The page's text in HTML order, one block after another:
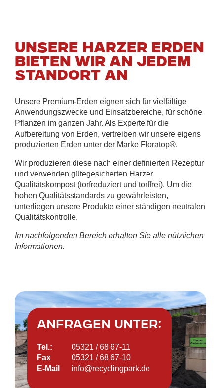
Unsere Harzer Erden
bieten wir an jedem
Standort an
Unsere Premium-Erden eignen sich für vielfältige
Anwendungszwecke und Einsatzbereiche, für schöne
Pflanzen im ganzen Jahr. Als Experte für die
Aufbereitung von Erden, vertreiben wir unsere eigens
produzierten Erden unter der Marke Floratop®.
Wir produzieren diese nach einer definierten Rezeptur
und verwenden gütegesicherten Harzer
Qualitätskompost (torfreduziert und torffrei). Um die
hohen Qualitätsstandards zu gewährleisten,
unterliegen unsere Produkte einer ständigen neutralen
Qualitätskontrolle.
Im nachfolgenden Bereich erhalten Sie alle nützlichen
Informationen.
Anfragen unter:
Tel.:
05321 / 68 67-11
Fax
05321 / 68 67-10
E-Mail
info@recyclingpark.de